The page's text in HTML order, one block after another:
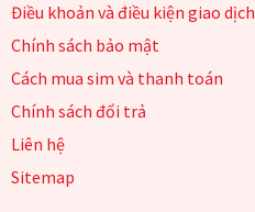
Điều khoản và điều kiện giao dịch
Chính sách bảo mật
Cách mua sim và thanh toán
Chính sách đổi trả
Liên hệ
Sitemap